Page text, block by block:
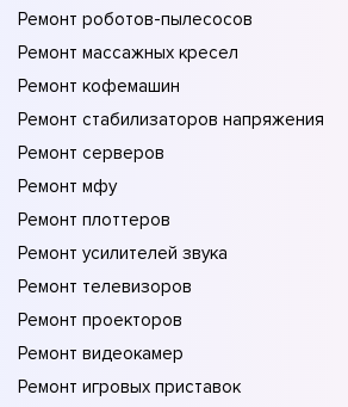
Ремонт роботов-пылесосов
Ремонт массажных кресел
Ремонт кофемашин
Ремонт стабилизаторов напряжения
Ремонт серверов
Ремонт мфу
Ремонт плоттеров
Ремонт усилителей звука
Ремонт телевизоров
Ремонт проекторов
Ремонт видеокамер
Ремонт игровых приставок